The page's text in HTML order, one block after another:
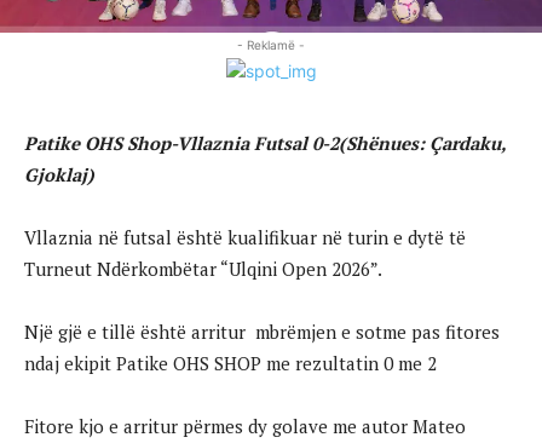
- Reklamë -
Patike OHS Shop-Vllaznia Futsal 0-2(Shënues: Çardaku,
Gjoklaj)
Vllaznia në futsal është kualifikuar në turin e dytë të
Turneut Ndërkombëtar “Ulqini Open 2026”.
Një gjë e tillë është arritur mbrëmjen e sotme pas fitores
ndaj ekipit Patike OHS SHOP me rezultatin 0 me 2
Fitore kjo e arritur përmes dy golave me autor Mateo